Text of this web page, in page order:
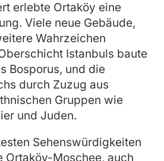
erlebte Ortaköy eine
Viele neue Gebäude,
Wahrzeichen
Istanbuls baute
Bosporus, und die
durch Zuzug aus
Gruppen wie
und Juden.
Sehenswürdigkeiten
Ortaköy-Moschee, auch